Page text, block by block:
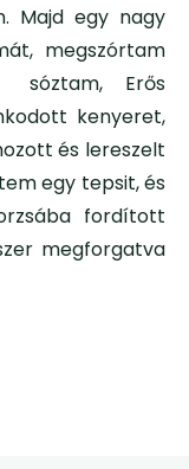
Majd egy nagy
megszórtam
sóztam, Erős
kenyeret,
és lereszelt
egy tepsit, és
fordított
megforgatva